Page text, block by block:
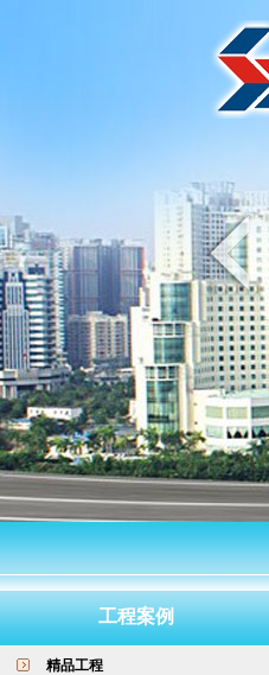
工程案例
精品工程